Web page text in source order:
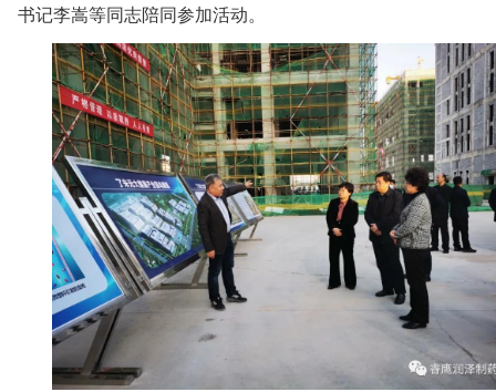
书记李嵩等同志陪同参加活动。